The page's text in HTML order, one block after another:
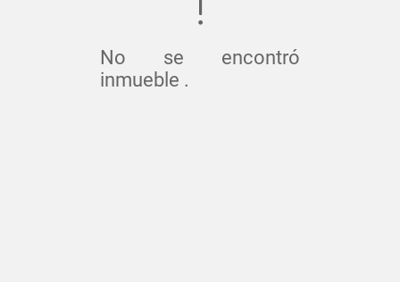
No se encontró
inmueble .